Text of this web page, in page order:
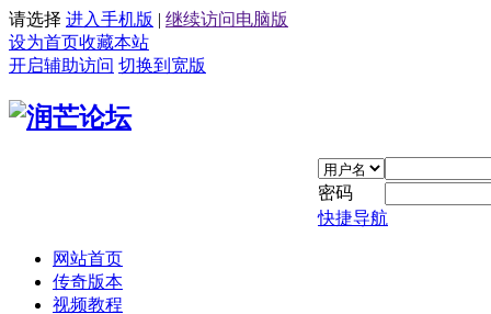
请选择 进入手机版 | 继续访问电脑版
设为首页收藏本站
开启辅助访问 切换到宽版
密码
快捷导航
网站首页
传奇版本
视频教程